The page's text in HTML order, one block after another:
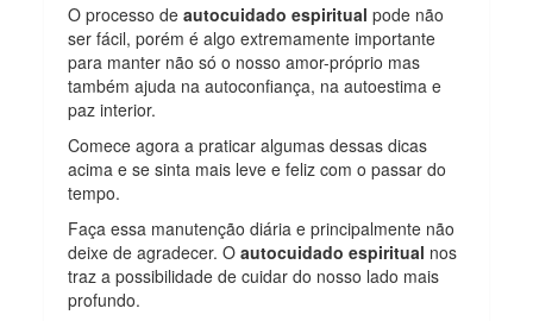
O processo deautocuidado espiritual pode não
ser fácil, porém é algo extremamente importante
para manter não só o nosso amor-próprio mas
também ajuda na autoconfiança, na autoestima e
paz interior.
Comece agora a praticar algumas dessas dicas
acima e se sinta mais leve e feliz com o passar do
tempo.
Faça essa manutenção diária e principalmente não
deixe de agradecer. Oautocuidado espiritual nos
traz a possibilidade de cuidar do nosso lado mais
profundo.